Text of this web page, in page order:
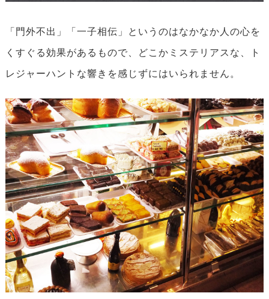
「門外不出」「一子相伝」というのはなかなか人の心を
くすぐる効果があるもので、どこかミステリアスな、ト
レジャーハントな響きを感じずにはいられません。